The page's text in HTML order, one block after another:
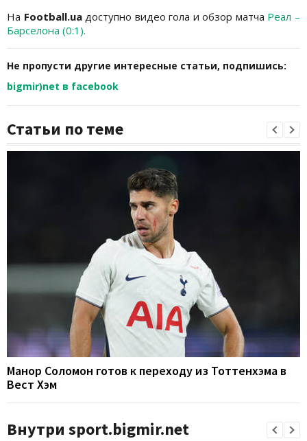
На Football.uaдоступно видео гола и обзор матча Реал –
Барселона (0:1).
Не пропусти другие интересные статьи, подпишись:
bigmir)net в facebook
Статьи по теме
Манор Соломон готов к переходу из Тоттенхэма в
Вест Хэм
Внутри sport.bigmir.net